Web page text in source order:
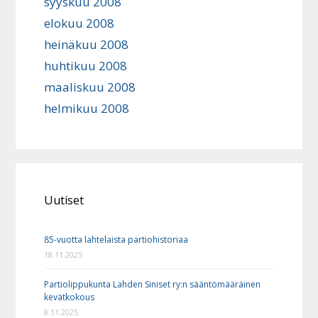
elokuu 2008
heinäkuu 2008
huhtikuu 2008
maaliskuu 2008
helmikuu 2008
Uutiset
85-vuotta lahtelaista partiohistoriaa
18.11.2025
Partiolippukunta Lahden Siniset ry:n sääntömääräinen
kevätkokous
8.11.2025